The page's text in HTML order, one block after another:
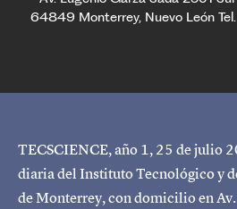
64849 Monterrey, Nuevo León
TECSCIENCE, año 1, 25 de julio
diaria del Instituto Tecnológico y
de Monterrey, con domicilio en Av.